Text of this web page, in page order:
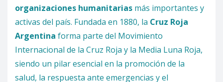
organizaciones humanitarias más importantes y
activas del país. Fundada en 1880, la Cruz Roja
Argentina forma parte del Movimiento
Internacional de la Cruz Roja y la Media Luna Roja,
siendo un pilar esencial en la promoción de la
salud, la respuesta ante emergencias y el